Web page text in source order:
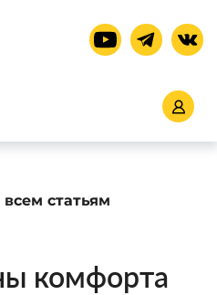
всем статьям
комфорта